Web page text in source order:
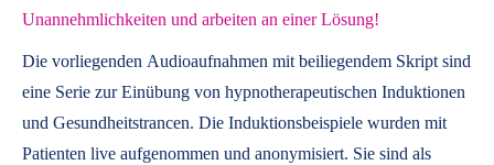
Unannehmlichkeiten und arbeiten an einer Lösung!
Die vorliegenden Audioaufnahmen mit beiliegendem Skript sind
eine Serie zur Einübung von hypnotherapeutischen Induktionen
und Gesundheitstrancen. Die Induktionsbeispiele wurden mit
Patienten live aufgenommen und anonymisiert. Sie sind als